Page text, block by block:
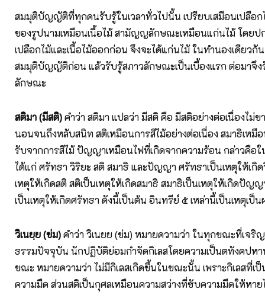
สมมุติบัญญัติที่ทุกคนรับรู้ในเวลาทั่วไปนั้น เปรียบเสมือนเปลือ
ของรูปนามเหมือนเนื้อไม้ สามัญญลักษณะเหมือนแก่นไม้ โดยป
เปลือกไม้และเนื้อไม้ออกก่อน จึงจะได้แก่นไม้ ในทำนองเดียวกั
สมมุติบัญญัติก่อน แล้วรับรู้สภาวลักษณะเป็นเบื้องแรก ต่อมาจึ
ลักษณะ
สติมา (มีสติ)คำว่า สติมา แปลว่า มีสติ คือ มีสติอย่างต่อเนื่องไม่
นอนจนถึงหลับสนิท สติเหมือนการสีไม้อย่างต่อเนื่อง สมาธิเหมื
รับจากการสีไม้ ปัญญาเหมือนไฟที่เกิดจากความร้อน กล่าวคือ
ได้แก่ ศรัทธา วิริยะ สติ สมาธิ และปัญญา ศรัทธาเป็นเหตุให้เกิด
เหตุให้เกิดสติ สติเป็นเหตุให้เกิดสมาธิ สมาธิเป็นเหตุให้เกิดปั
เป็นเหตุให้เกิดศรัทธา ดังนี้เป็นต้น อินทรีย์ ๕ เหล่านี้เป็นเหตุเป็
วิเนยฺย (ข่ม)คำว่า วิเนยย (ข่ม) หมายความว่า ในทุกขณะที่เจริ
ธรรมปัจจุบัน นักปฏิบัติย่อมกำจัดกิเลสโดยความเป็นตทังคปหา
ขณะ หมายความว่า ไม่มีกิเลสเกิดขึ้นในขณะนั้น เพราะกิเลสที่เ
ความมืด ส่วนสติเป็นกุศลเหมือนความสว่างที่ซับความมืดให้หาย